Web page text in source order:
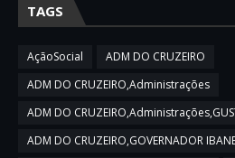
TAGS
AçãoSocial
ADM DO CRUZEIRO
ADM DO CRUZEIRO,Administrações
ADM DO
ADM DO CRUZEIRO,GOVERNADOR